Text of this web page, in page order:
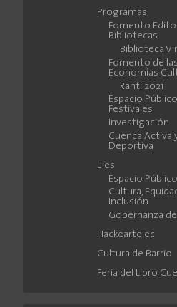
Programas
Fomento
Bibliotecas
Biblioteca
Fomento de
Economías
Ranti 2021
Espacio
Festivales
Investigación
Cuenca Activa
Deportiva
Ejes
Espacio Público
Cultura,
Inclusión
Gobernanza
Hackearte.ec
Cultura de Barrio
Feria del Libro